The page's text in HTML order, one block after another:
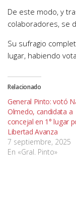
De este modo, y
colaboradores, se
Su sufragio
lugar, habiendo
Relacionado
General Pinto: votó
Olmedo, candidata a
concejal en 1° lugar
Libertad Avanza
7 septiembre, 2025
En «Gral. Pinto»